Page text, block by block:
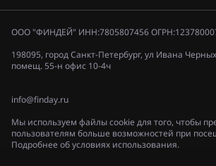
ООО "ФИНДЕЙ" ИНН:7805807456
198095, город Санкт-Петербург, ул Ивана
помещ. 55-н офис 10-4ч
info@finday.ru
Мы используем файлы cookie для того, чтобы
пользователям больше возможностей при
Подробнее об условиях использования.